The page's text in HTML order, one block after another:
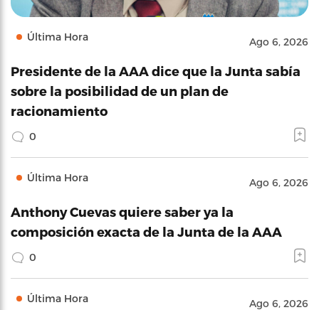
Última Hora Ago 6, 2026
Presidente de la AAA dice que la Junta sabía
sobre la posibilidad de un plan de
racionamiento
0
Última Hora Ago 6, 2026
Anthony Cuevas quiere saber ya la
composición exacta de la Junta de la AAA
0
Última Hora Ago 6, 2026